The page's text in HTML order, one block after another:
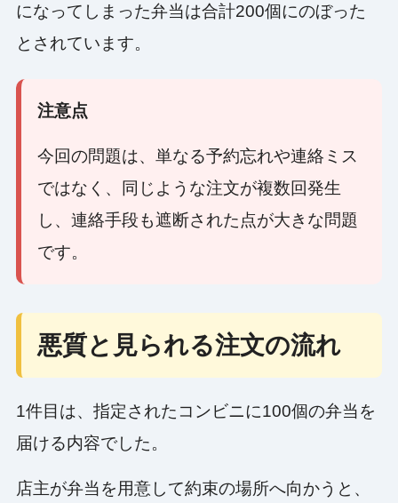
になってしまった弁当は合計200個にのぼった
とされています。
注意点
今回の問題は、単なる予約忘れや連絡ミス
ではなく、同じような注文が複数回発生
し、連絡手段も遮断された点が大きな問題
です。
悪質と見られる注文の流れ
1件目は、指定されたコンビニに100個の弁当を
届ける内容でした。
店主が弁当を用意して約束の場所へ向かうと、